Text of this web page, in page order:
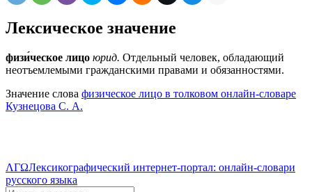
Лексическое значение
физи́ческое лицо юрид. Отдельный человек, обладающий
неотъемлемыми гражданскими правами и обязанностями.
Значение слова физическое лицо в толковом онлайн-словаре
Кузнецова С. А.
ΛΓΩЛексикографический интернет-портал: онлайн-словари
русского языка